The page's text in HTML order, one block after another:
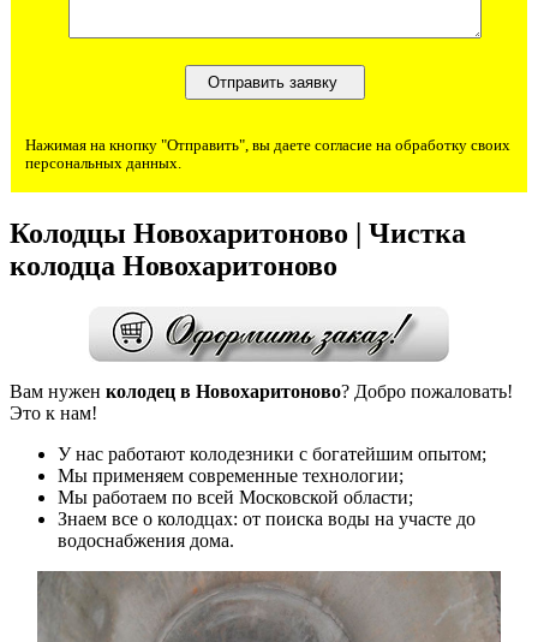
Нажимая на кнопку "Отправить", вы даете согласие на обработку своих
персональных данных.
Колодцы Новохаритоново | Чистка
колодца Новохаритоново
Вам нужен колодец в Новохаритоново? Добро пожаловать!
Это к нам!
У нас работают колодезники с богатейшим опытом;
Мы применяем современные технологии;
Мы работаем по всей Московской области;
Знаем все о колодцах: от поиска воды на участе до
водоснабжения дома.